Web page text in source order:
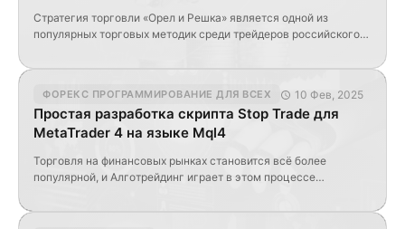
Стратегия торговли «Орел и Решка» является одной из
популярных торговых методик среди трейдеров российского
простоту концепции, стратегия привлекает внимание
начинающих трейдеров своей доступностью и
интуитивностью. Содержание Суть торговой стратегии
советника […]
ФОРЕКС ПРОГРАММИРОВАНИЕ ДЛЯ ВСЕХ 10 Фев, 2025
Простая разработка скрипта Stop Trade для
MetaTrader 4 на языке Mql4
Торговля на финансовых рынках становится всё более
популярной, и Алготрейдинг играет в этом процессе